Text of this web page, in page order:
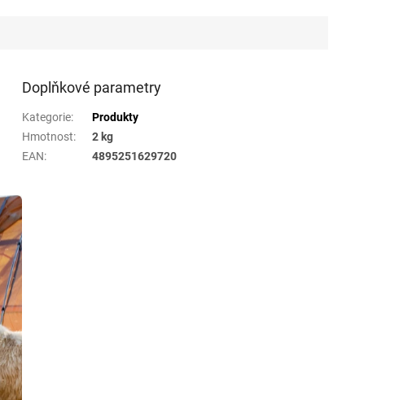
Doplňkové parametry
Kategorie:
Produkty
Hmotnost:
2 kg
EAN: 4895251629720